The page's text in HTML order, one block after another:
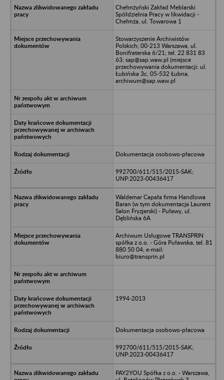
Chełmżyński Zakład Meblarski
Spółdzielnia Pracy w likwidacji -
Chełmża, ul. Towarowa 1
Stowarzyszenie Archiwistów
Polskich; 00-213 Warszawa, ul.
Bonifraterska 6/21; tel. 22 831 83
63; sap@sap.waw.pl (miejsce
przechowywania dokumentacji: ul.
Łubińska 3c, 05-532 Łubna,
archiwum@sap.waw.pl
Dokumentacja osobowo-płacowa
992700/611/515/2015-SAK;
UNP:2023-00436417
Waldemar Capała firma Handlowa
Baran (w tym dokumentacja Laurent
Salon Fryzjerski) - Puławy, ul.
Dęblińska 6A
Archiwum Usługowe TRANSPRIN
spółka z o.o. - Góra Puławska, tel. 81
880 50 04; e-mail:
biuro@transprin.pl
1994-2013
Dokumentacja osobowo-płacowa
992700/611/515/2015-SAK;
UNP:2023-00436417
PAY2YOU Spółka z o.o. - Warszawa,